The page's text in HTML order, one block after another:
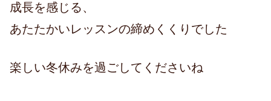
成長を感じる、
あたたかいレッスンの締めくくりでした
楽しい冬休みを過ごしてくださいね